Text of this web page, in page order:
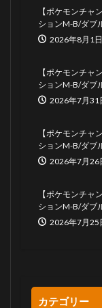
【ポケモンチャ
ションM-B/ダブ
2026年8月1日
【ポケモンチャ
ションM-B/ダブ
2026年7月31
【ポケモンチャ
ションM-B/ダブ
2026年7月26
【ポケモンチャ
ションM-B/ダブ
2026年7月25
カテゴリー